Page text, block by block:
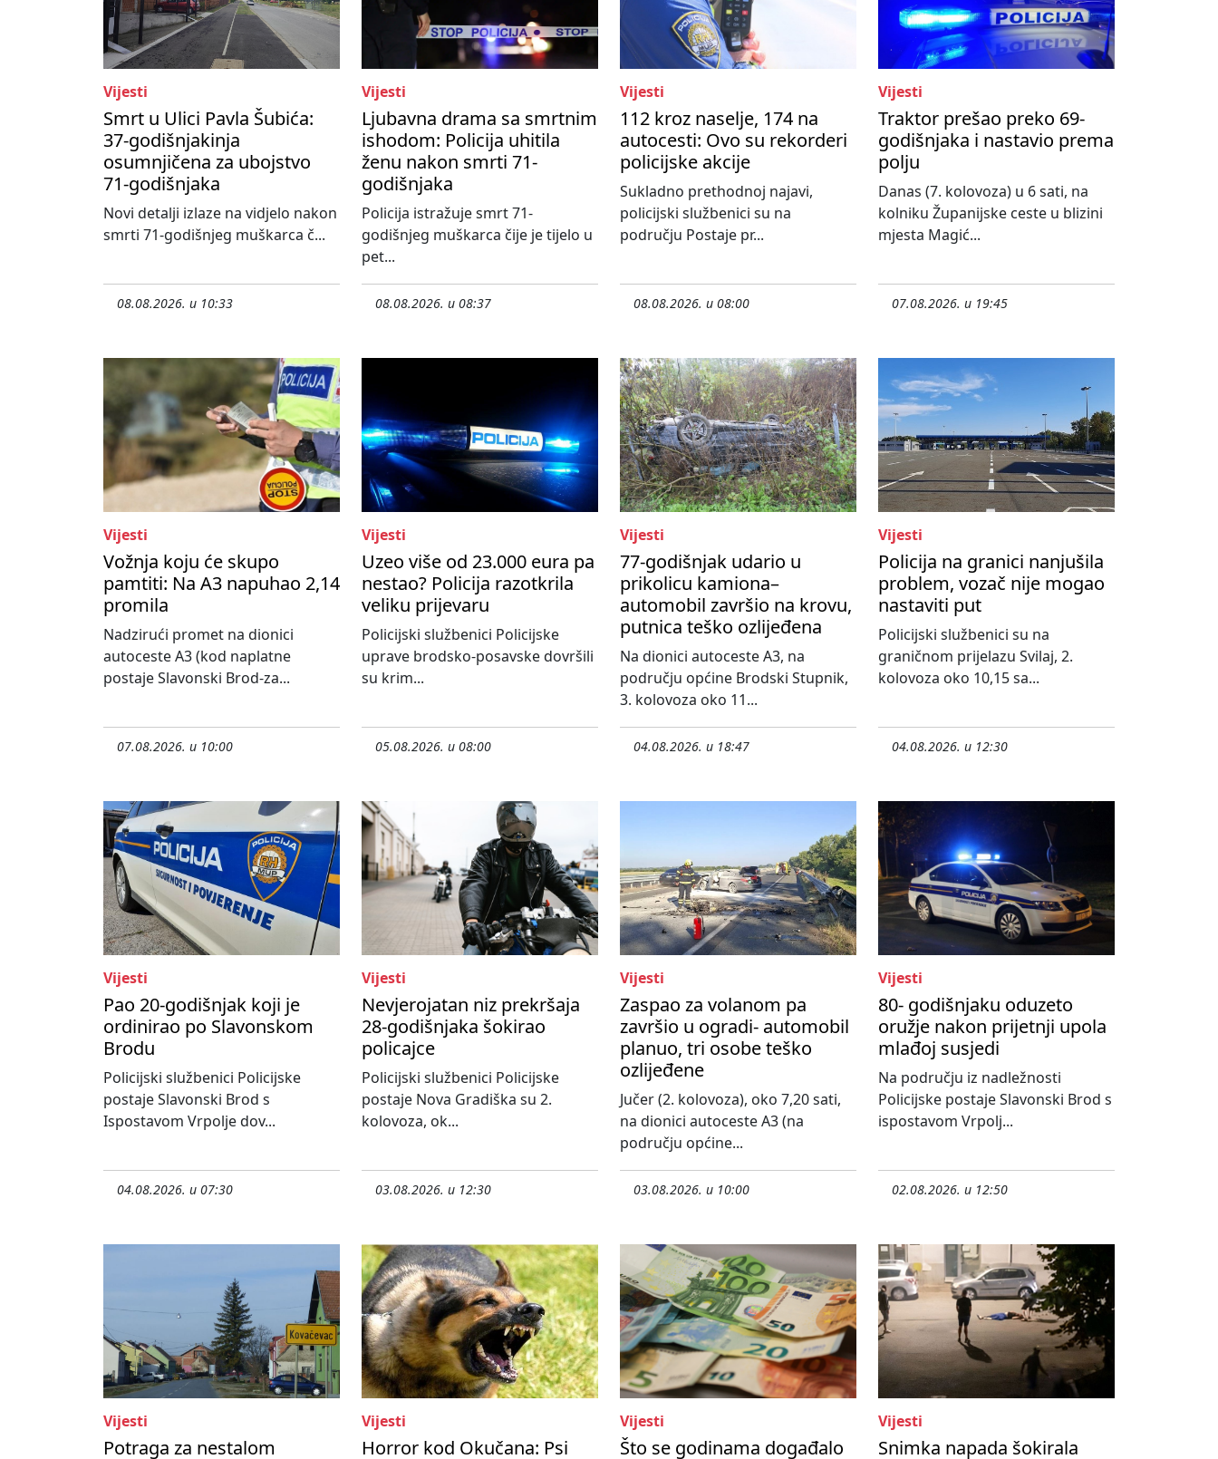
Vijesti
Smrt u Ulici Pavla Šubića:
37-godišnjakinja
osumnjičena za ubojstvo
71-godišnjaka
Novi detalji izlaze na vidjelo nakon
smrti 71-godišnjeg muškarca č...
08.08.2026. u 10:33
Vijesti
Ljubavna drama sa smrtnim
ishodom: Policija uhitila
ženu nakon smrti 71-
godišnjaka
Policija istražuje smrt 71-
godišnjeg muškarca čije je tijelo u
pet...
08.08.2026. u 08:37
Vijesti
112 kroz naselje, 174 na
autocesti: Ovo su rekorderi
policijske akcije
Sukladno prethodnoj najavi,
policijski službenici su na
području Postaje pr...
08.08.2026. u 08:00
Vijesti
Traktor prešao preko 69-
godišnjaka i nastavio prema
polju
Danas (7. kolovoza) u 6 sati, na
kolniku Županijske ceste u blizini
mjesta Magić...
07.08.2026. u 19:45
Vijesti
Vožnja koju će skupo
pamtiti: Na A3 napuhao 2,14
promila
Nadzirući promet na dionici
autoceste A3 (kod naplatne
postaje Slavonski Brod-za...
07.08.2026. u 10:00
Vijesti
Uzeo više od 23.000 eura pa
nestao? Policija razotkrila
veliku prijevaru
Policijski službenici Policijske
uprave brodsko-posavske dovršili
su krim...
05.08.2026. u 08:00
Vijesti
77-godišnjak udario u
prikolicu kamiona–
automobil završio na krovu,
putnica teško ozlijeđena
Na dionici autoceste A3, na
području općine Brodski Stupnik,
3. kolovoza oko 11...
04.08.2026. u 18:47
Vijesti
Policija na granici nanjušila
problem, vozač nije mogao
nastaviti put
Policijski službenici su na
graničnom prijelazu Svilaj, 2.
kolovoza oko 10,15 sa...
04.08.2026. u 12:30
Vijesti
Pao 20-godišnjak koji je
ordinirao po Slavonskom
Brodu
Policijski službenici Policijske
postaje Slavonski Brod s
Ispostavom Vrpolje dov...
04.08.2026. u 07:30
Vijesti
Nevjerojatan niz prekršaja
28-godišnjaka šokirao
policajce
Policijski službenici Policijske
postaje Nova Gradiška su 2.
kolovoza, ok...
03.08.2026. u 12:30
Vijesti
Zaspao za volanom pa
završio u ogradi- automobil
planuo, tri osobe teško
ozlijeđene
Jučer (2. kolovoza), oko 7,20 sati,
na dionici autoceste A3 (na
području općine...
03.08.2026. u 10:00
Vijesti
80- godišnjaku oduzeto
oružje nakon prijetnji upola
mlađoj susjedi
Na području iz nadležnosti
Policijske postaje Slavonski Brod s
ispostavom Vrpolj...
02.08.2026. u 12:50
Vijesti
Potraga za nestalom
Vijesti
Horror kod Okučana: Psi
Vijesti
Što se godinama događalo
Vijesti
Snimka napada šokirala